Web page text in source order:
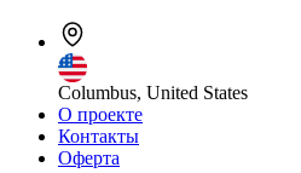
Columbus, United States
О проекте
Контакты
Оферта